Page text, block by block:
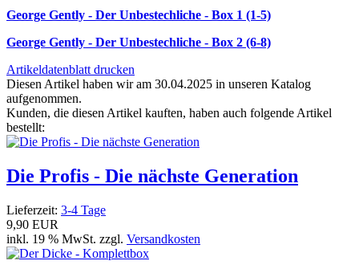
George Gently - Der Unbestechliche - Box 1 (1-5)
George Gently - Der Unbestechliche - Box 2 (6-8)
Artikeldatenblatt drucken
Diesen Artikel haben wir am 30.04.2025 in unseren Katalog
aufgenommen.
Kunden, die diesen Artikel kauften, haben auch folgende Artikel
bestellt:
Die Profis - Die nächste Generation
Lieferzeit: 3-4 Tage
9,90 EUR
inkl. 19 % MwSt. zzgl. Versandkosten